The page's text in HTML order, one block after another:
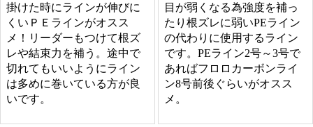
掛けた時にラインが伸びに
くいＰＥラインがオスス
メ！リーダーもつけて根ズ
レや結束力を補う。途中で
切れてもいいようにライン
は多めに巻いている方が良
いです。
目が弱くなる為強度を補っ
たり根ズレに弱いPEライン
の代わりに使用するライン
です。PEライン2号～3号で
あればフロロカーボンライ
ン8号前後ぐらいがオスス
メ。